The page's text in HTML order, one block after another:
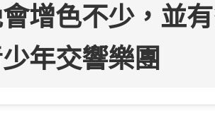
增色不少，並
年交響樂團